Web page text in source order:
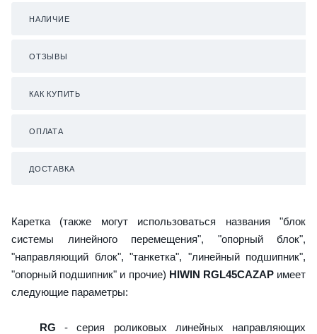
НАЛИЧИЕ
ОТЗЫВЫ
КАК КУПИТЬ
ОПЛАТА
ДОСТАВКА
Каретка (также могут использоваться названия "блок
системы линейного перемещения", "опорный блок",
"направляющий блок", "танкетка", "линейный подшипник",
"опорный подшипник" и прочие) HIWIN RGL45CAZAPимеет
следующие параметры:
RG - серия роликовых линейных направляющих